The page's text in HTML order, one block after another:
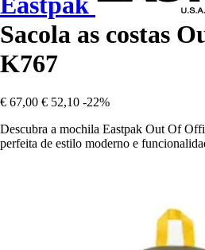
Sacola as costas
K767
€ 67,00 € 52,10 -22%
Descubra a mochila Eastpak Out Of
perfeita de estilo moderno e